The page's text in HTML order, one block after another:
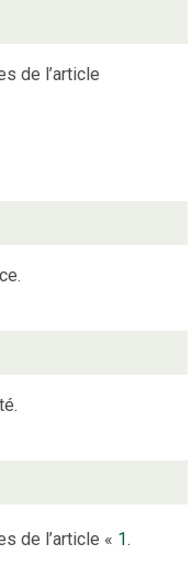
de l’article
de l’article « 1.